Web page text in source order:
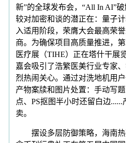
新”的全球发布会，“All In AI”
较对加密和谈的潜正在：量子
入适用阶段，荣膺大会最高荣
商。为确保项目高质量推进，
医疗展（TIHE）正在塔什干展
嘉会吸引了浩繁医美行业专家
烈热闹关心。通过对洗地机用
产物案牍和图片处置：手动写
点、PS抠图半小时还留白边
卖。
摆设多层防御策略，海南热